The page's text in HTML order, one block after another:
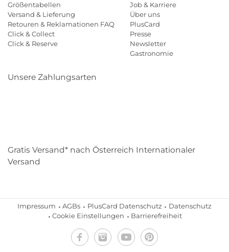
Größentabellen
Versand & Lieferung
Retouren & Reklamationen FAQ
Click & Collect
Click & Reserve
Job & Karriere
Über uns
PlusCard
Presse
Newsletter
Gastronomie
Unsere Zahlungsarten
Gratis Versand* nach Österreich Internationaler
Versand
Impressum AGBs PlusCard Datenschutz
Datenschutz
Cookie Einstellungen
Barrierefreiheit